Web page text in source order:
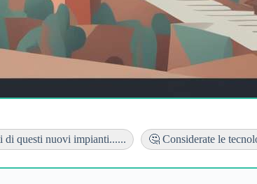
di questi nuovi impianti...... 🤔 Considerate le